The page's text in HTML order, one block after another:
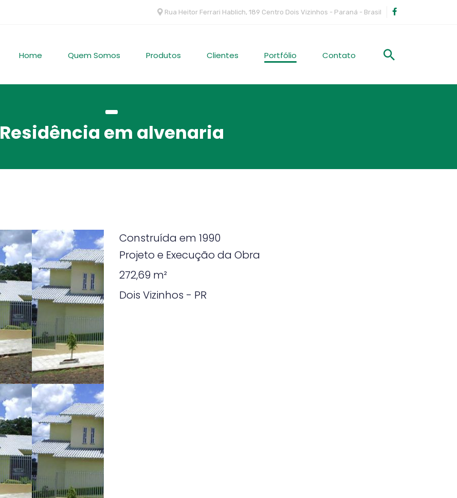
Rua Heitor Ferrari Hablich, 189 Centro Dois Vizinhos - Paraná - Brasil
Home Quem Somos Produtos Clientes Portfólio Contato
Residência em alvenaria
Construída em 1990
Projeto e Execução da Obra
272,69 m²
Dois Vizinhos - PR